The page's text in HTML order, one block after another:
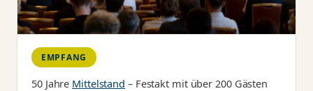
EMPFANG
50 Jahre Mittelstand – Festakt mit über 200 Gästen